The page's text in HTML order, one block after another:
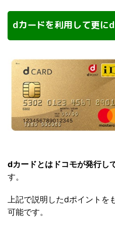
dカードを利用して更に
dカードとはドコモが発行し
す。
上記で説明したdポイントを
可能です。